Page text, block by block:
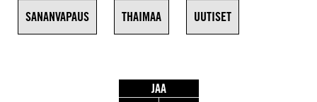
SANANVAPAUS THAIMAA UUTISET
JAA